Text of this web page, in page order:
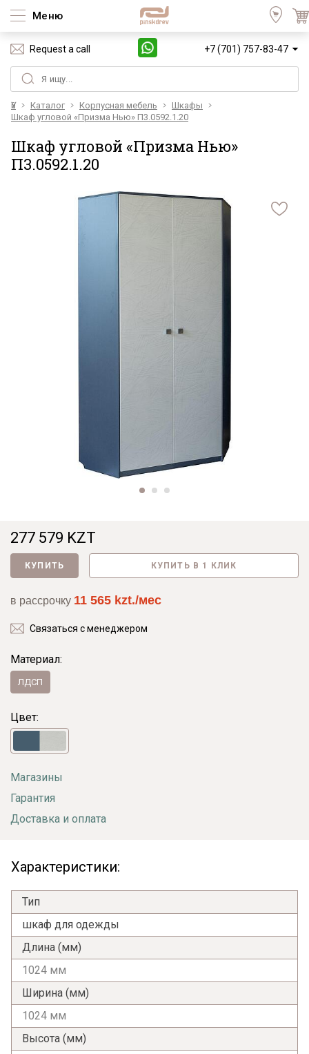
Меню
Request a call +7 (701) 757-83-47
Үй Каталог Корпусная мебель
Шкафы
Шкаф угловой «Призма Нью» П3.0592.1.20
Шкаф угловой «Призма Нью»
П3.0592.1.20
277 579 KZT
КУПИТЬ КУПИТЬ В 1 КЛИК
в рассрочку 11 565 kzt./мес
Связаться с менеджером
Материал:
ЛДСП
Цвет:
Магазины
Гарантия
Доставка и оплата
Характеристики:
Тип
шкаф для одежды
Длина (мм)
1024 мм
Ширина (мм)
1024 мм
Высота (мм)